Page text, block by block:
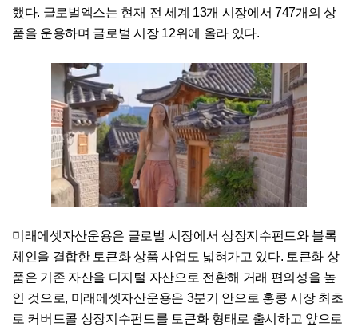
했다. 글로벌엑스는 현재 전 세계 13개 시장에서 747개의 상
품을 운용하며 글로벌 시장 12위에 올라 있다.
미래에셋자산운용은 글로벌 시장에서 상장지수펀드와 블록
체인을 결합한 토큰화 상품 사업도 넓혀가고 있다. 토큰화 상
품은 기존 자산을 디지털 자산으로 전환해 거래 편의성을 높
인 것으로, 미래에셋자산운용은 3분기 안으로 홍콩 시장 최초
로 커버드콜 상장지수펀드를 토큰화 형태로 출시하고 앞으로